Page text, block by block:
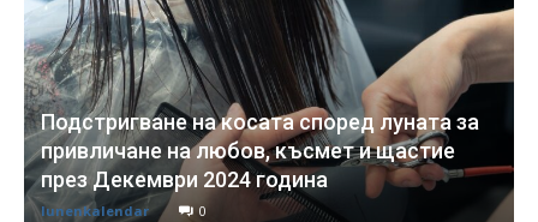
Подстригване на косата според луната за
привличане на любов, късмет и щастие
през Декември 2024 година
lunenkalendar 0